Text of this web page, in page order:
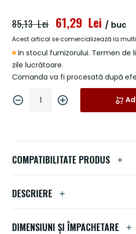
In stocul furnizorului. Termen de
zile lucrătoare.
Comanda va fi procesată după
61,29 Lei
85,13 Lei / buc
Acest articol se comercializează la
imagini
COMPATIBILITATE PRODUS
DESCRIERE
DIMENSIUNI ȘI ÎMPACHETARE